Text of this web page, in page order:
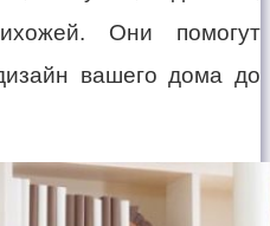
Они помогут
вашего дома до